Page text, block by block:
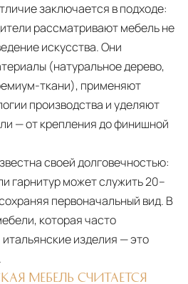
заключается в подходе:
рассматривают мебель не
искусства. Они
(натуральное дерево,
ткани), применяют
производства и уделяют
— от крепления до финишной
своей долговечностью:
гарнитур может служить 20–
первоначальный вид. В
которая часто
изделия — это
МЕБЕЛЬ СЧИТАЕТСЯ